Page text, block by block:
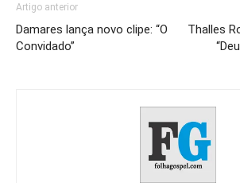
Artigo anterior
Damares lança novo clipe: “O
Convidado”
Thalles